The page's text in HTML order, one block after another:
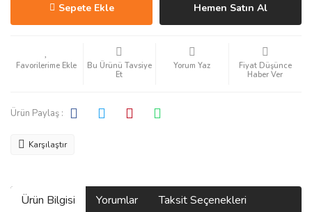
Sepete Ekle Hemen Satın Al
Bu Ürünü Tavsiye
Et
Yorum Yaz
Fiyat Düşünce
Haber Ver
Ürün Paylaş :
Karşılaştır
Ürün Bilgisi Yorumlar Taksit Seçenekleri